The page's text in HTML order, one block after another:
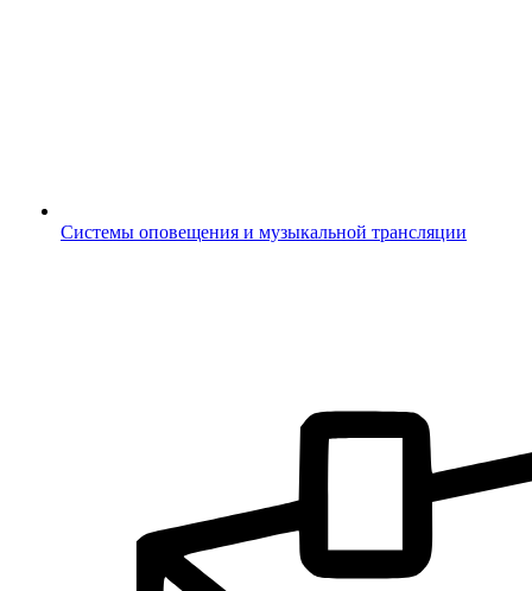
Системы оповещения и музыкальной трансляции